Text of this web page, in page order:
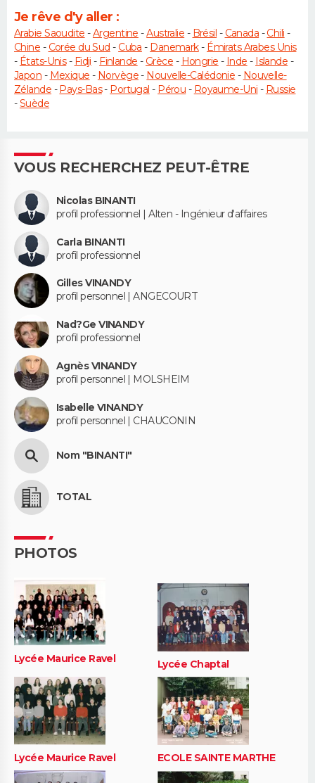
Je rêve d'y aller :
Arabie Saoudite -Argentine -Australie - Brésil - Canada -Chili -
Chine - Corée du Sud - Cuba - Danemark- Émirats Arabes Unis
- États-Unis- Fidji - Finlande - Grèce - Hongrie - Inde - Islande -
Japon - Mexique - Norvège- Nouvelle-Calédonie - Nouvelle-
Zélande -Pays-Bas- Portugal - Pérou - Royaume-Uni - Russie
-Suède
VOUS RECHERCHEZ PEUT-ÊTRE
Nicolas BINANTI
profil professionnel | Alten - Ingénieur d'affaires
Carla BINANTI
profil professionnel
Gilles VINANDY
profil personnel | ANGECOURT
Nad?Ge VINANDY
profil professionnel
Agnès VINANDY
profil personnel | MOLSHEIM
Isabelle VINANDY
profil personnel | CHAUCONIN
Nom "BINANTI"
TOTAL
PHOTOS
Lycée Maurice Ravel Lycée Chaptal
Lycée Maurice Ravel ECOLE SAINTE MARTHE